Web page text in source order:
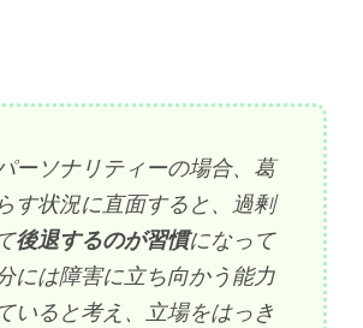
ーソナリティーの場合、葛
す状況に直面すると、過剰
後退するのが習慣になって
には障害に立ち向かう能力
いると考え、立場をはっき